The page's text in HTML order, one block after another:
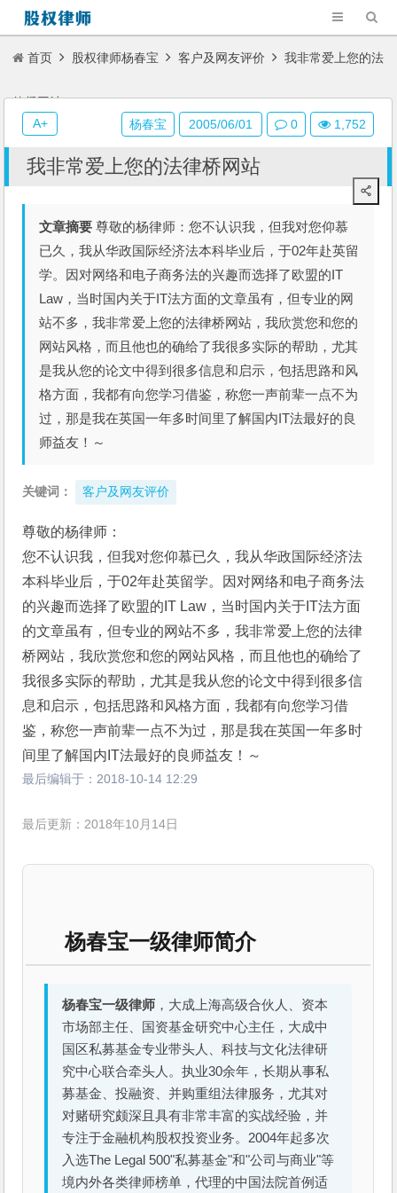
首页 股权律师杨春宝 客户及网友评价 我非常爱上您的法
律桥网站
我非常爱上您的法律桥网站
文章摘要 尊敬的杨律师：您不认识我，但我对您仰慕
已久，我从华政国际经济法本科毕业后，于02年赴英留
学。因对网络和电子商务法的兴趣而选择了欧盟的IT
Law，当时国内关于IT法方面的文章虽有，但专业的网
站不多，我非常爱上您的法律桥网站，我欣赏您和您的
网站风格，而且他也的确给了我很多实际的帮助，尤其
是我从您的论文中得到很多信息和启示，包括思路和风
格方面，我都有向您学习借鉴，称您一声前辈一点不为
过，那是我在英国一年多时间里了解国内IT法最好的良
师益友！～
关键词： 客户及网友评价
尊敬的杨律师：
您不认识我，但我对您仰慕已久，我从华政国际经济法
本科毕业后，于02年赴英留学。因对网络和电子商务法
的兴趣而选择了欧盟的IT Law，当时国内关于IT法方面
的文章虽有，但专业的网站不多，我非常爱上您的法律
桥网站，我欣赏您和您的网站风格，而且他也的确给了
我很多实际的帮助，尤其是我从您的论文中得到很多信
息和启示，包括思路和风格方面，我都有向您学习借
鉴，称您一声前辈一点不为过，那是我在英国一年多时
间里了解国内IT法最好的良师益友！～
最后编辑于： 2018-10-14 12:29
最后更新：2018年10月14日
杨春宝一级律师简介
杨春宝一级律师 ，大成上海高级合伙人、资本
市场部主任、国资基金研究中心主任，大成中
国区私募基金专业带头人、科技与文化法律研
究中心联合牵头人。执业30余年，长期从事私
募基金、投融资、并购重组法律服务，尤其对
对赌研究颇深且具有非常丰富的实战经验，并
专注于金融机构股权投资业务。2004年起多次
入选The Legal 500"私募基金"和"公司与商业"等
境内外各类律师榜单，代理的中国法院首例适
杨春宝 2005/06/01 0 1,752
A+